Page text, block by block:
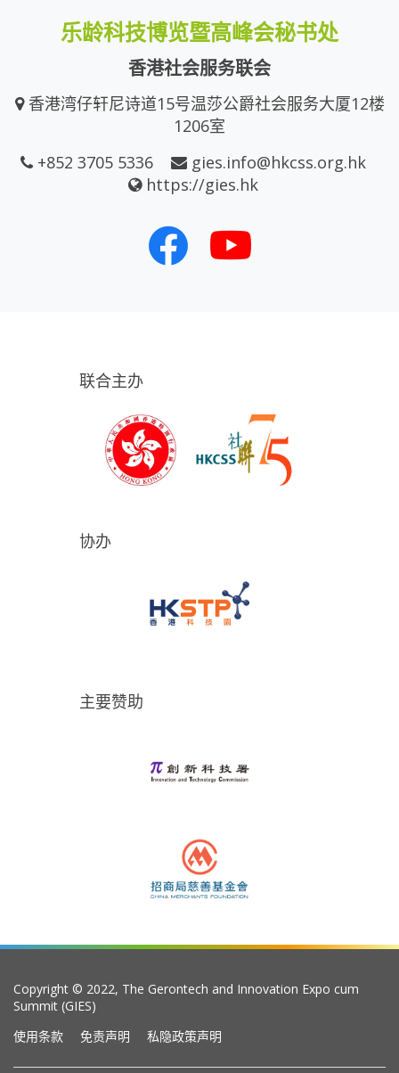
乐龄科技博览暨高峰会秘书处
香港社会服务联会
香港湾仔轩尼诗道15号温莎公爵社会服务大厦12楼
1206室
+852 3705 5336
gies.info@hkcss.org.hk
https://gies.hk
联合主办
协办
主要赞助
Copyright © 2022, The Gerontech and Innovation Expo cum
Summit (GIES)
使用条款
免责声明 私隐政策声明